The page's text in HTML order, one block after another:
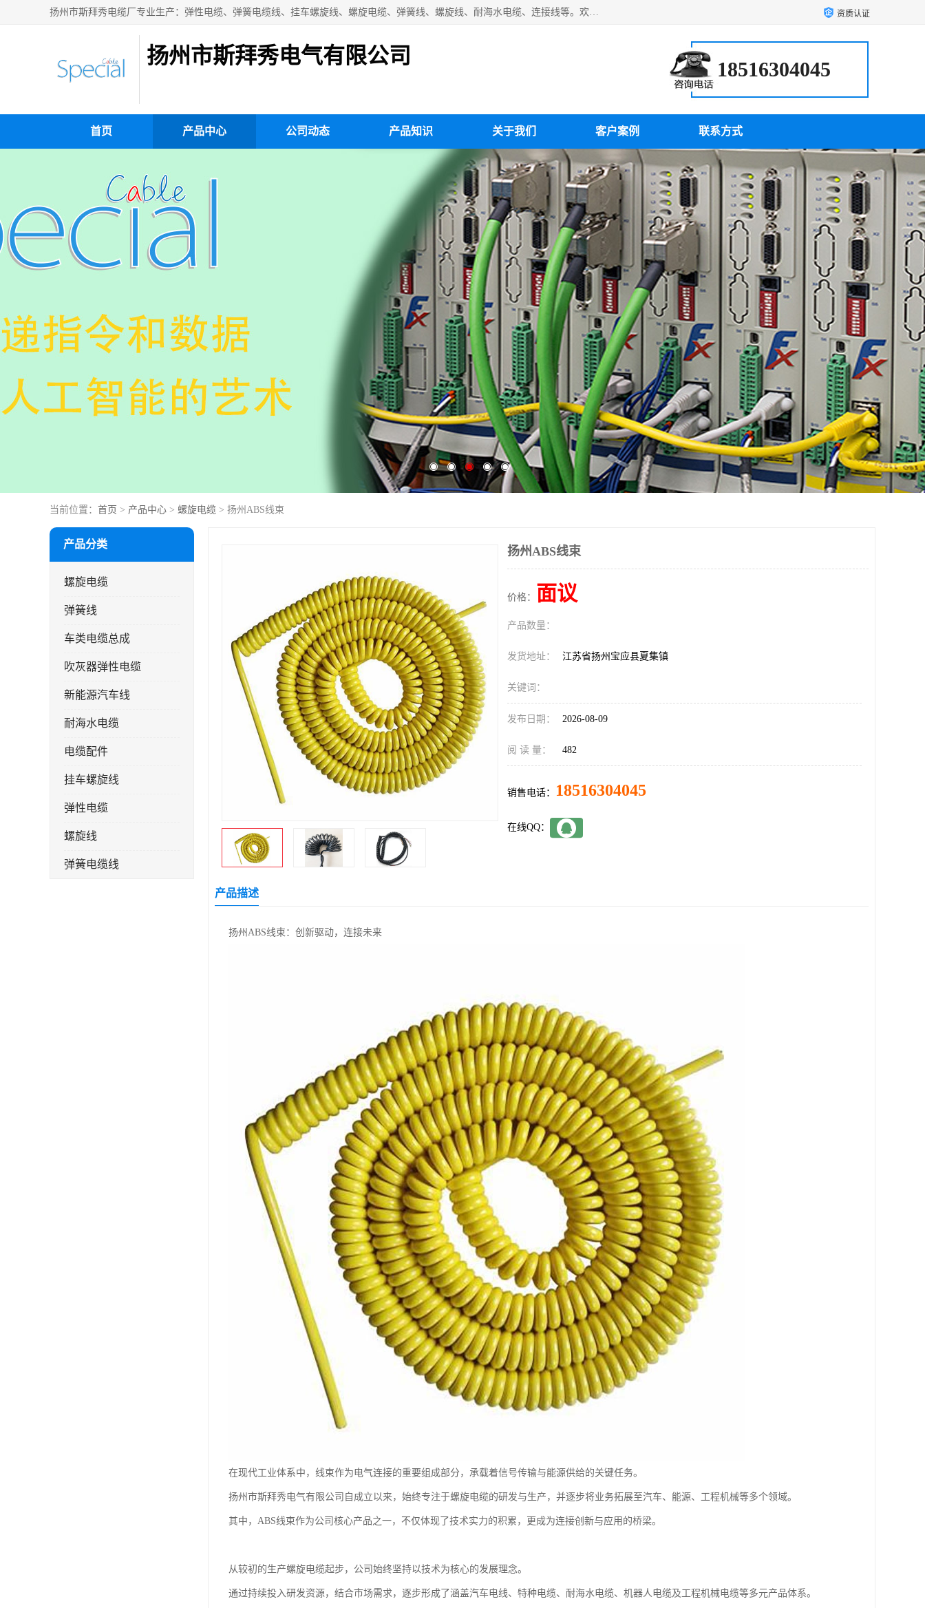
扬州市斯拜秀电缆厂专业生产：弹性电缆、弹簧电缆线、挂车螺旋线、螺旋电缆、弹簧线、螺旋线、耐海水电缆、连接线等。欢迎来电咨询！ 资质认证
扬州市斯拜秀电气有限公司
18516304045
首页 产品中心 公司动态 产品知识 关于我们 客户案例 联系方式
当前位置： 首页 > 产品中心 > 螺旋电缆 > 扬州ABS线束
产品分类
螺旋电缆
弹簧线
车类电缆总成
吹灰器弹性电缆
新能源汽车线
耐海水电缆
电缆配件
挂车螺旋线
弹性电缆
螺旋线
弹簧电缆线
扬州ABS线束
价格： 面议
产品数量：
发货地址： 江苏省扬州宝应县夏集镇
关键词：
发布日期： 2026-08-09
阅 读 量： 482
销售电话： 18516304045
在线QQ：
产品描述
扬州ABS线束：创新驱动，连接未来
在现代工业体系中，线束作为电气连接的重要组成部分，承载着信号传输与能源供给的关键任务。
扬州市斯拜秀电气有限公司自成立以来，始终专注于螺旋电缆的研发与生产，并逐步将业务拓展至汽车、能源、工程机械等多个领域。
其中，ABS线束作为公司核心产品之一，不仅体现了技术实力的积累，更成为连接创新与应用的桥梁。
从较初的生产螺旋电缆起步，公司始终坚持以技术为核心的发展理念。
通过持续投入研发资源，结合市场需求，逐步形成了涵盖汽车电线、特种电缆、耐海水电缆、机器人电缆及工程机械电缆等多元产品体系。